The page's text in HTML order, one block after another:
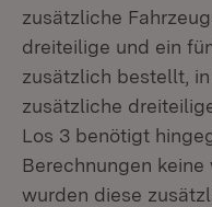
zusätzliche
dreiteilige und ein
zusätzlich bestellt,
zusätzliche
Los 3 benötigt
Berechnungen
wurden diese